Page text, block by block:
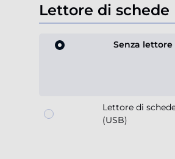
Lettore di schede
Senza
Lettore di
(USB)